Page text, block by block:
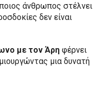
άνθρωπος στέλνει
δεν είναι
με τον Άρη φέρνει
μια δυνατή